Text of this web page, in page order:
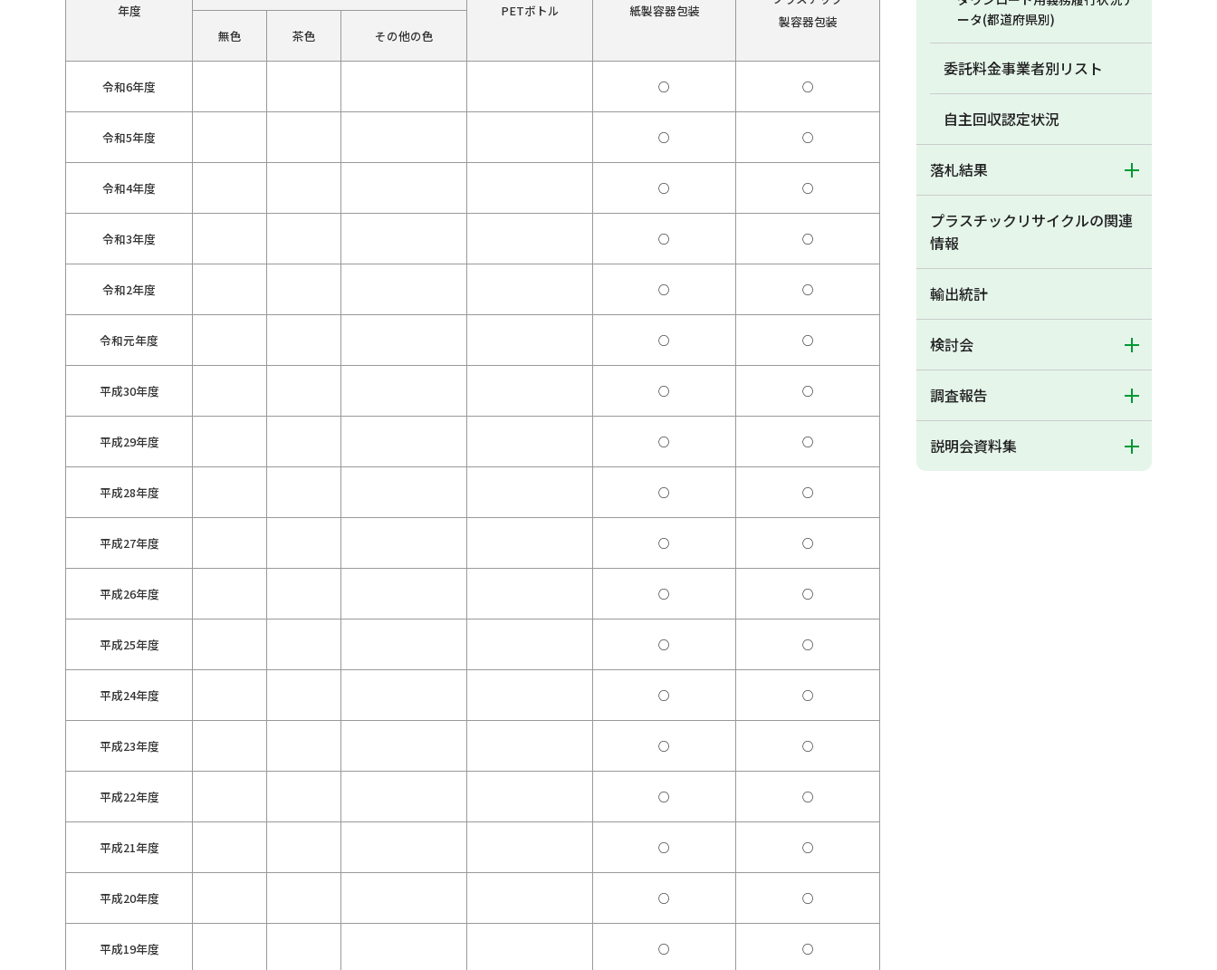
年度
PETボトル
紙製容器包装
製容器包装
無色
茶色 その他の色
令和6年度 ○ ○
令和5年度 ○ ○
令和4年度 ○ ○
令和3年度 ○ ○
令和2年度 ○ ○
令和元年度 ○ ○
平成30年度 ○ ○
平成29年度 ○ ○
平成28年度 ○ ○
平成27年度 ○ ○
平成26年度 ○ ○
平成25年度 ○ ○
平成24年度 ○ ○
平成23年度 ○ ○
平成22年度 ○ ○
平成21年度 ○ ○
平成20年度 ○ ○
平成19年度 ○ ○
ータ(都道府県別)
委託料金事業者別リスト
自主回収認定状況
落札結果
プラスチックリサイクルの関連
情報
輸出統計
検討会
調査報告
説明会資料集